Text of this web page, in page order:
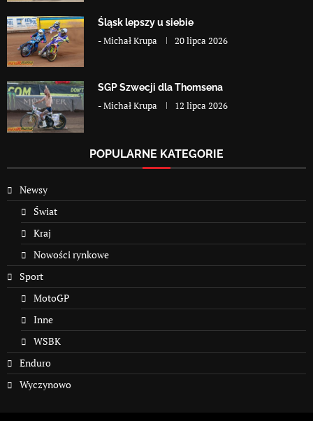
Śląsk lepszy u siebie
-Michał Krupa 20 lipca 2026
SGP Szwecji dla Thomsena
-Michał Krupa 12 lipca 2026
POPULARNE KATEGORIE
Newsy
Świat
Kraj
Nowości rynkowe
Sport
MotoGP
Inne
WSBK
Enduro
Wyczynowo